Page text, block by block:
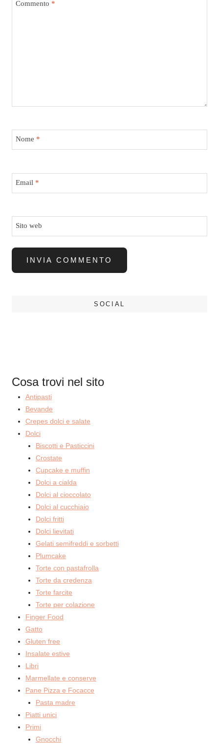
Commento *
Nome *
Email *
Sito web
SOCIAL
Cosa trovi nel sito
Antipasti
Bevande
Crepes dolci e salate
Dolci
Biscotti e Pasticcini
Crostate
Cupcake e muffin
Dolci a cialda
Dolci al cioccolato
Dolci al cucchiaio
Dolci fritti
Dolci lievitati
Gelati semifreddi e sorbetti
Plumcake
Torte con pastafrolla
Torte da credenza
Torte farcite
Torte per colazione
Finger Food
Gatto
Gluten free
Insalate estive
Libri
Marmellate e conserve
Pane Pizza e Focacce
Pasta madre
Piatti unici
Primi
Gnocchi